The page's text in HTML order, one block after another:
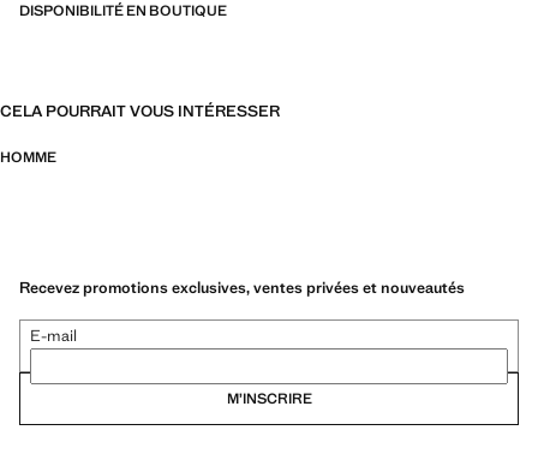
DISPONIBILITÉ EN BOUTIQUE
CELA POURRAIT VOUS INTÉRESSER
HOMME
Recevez promotions exclusives, ventes privées et nouveautés
E-mail
M’INSCRIRE